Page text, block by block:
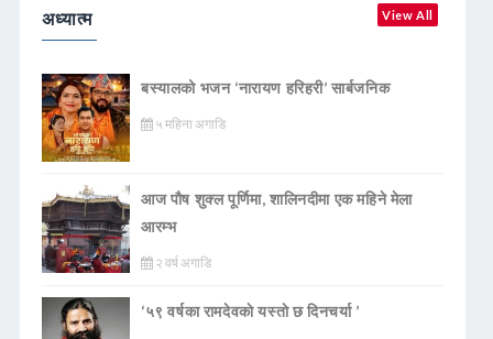
अध्यात्म View All
बस्यालको भजन ‘नारायण हरिहरी’ सार्बजनिक
५ महिना अगाडि
आज पौष शुक्ल पूर्णिमा, शालिनदीमा एक महिने मेला
आरम्भ
२ वर्ष अगाडि
‘५९ वर्षका रामदेवकाे यस्ताे छ दिनचर्या ’